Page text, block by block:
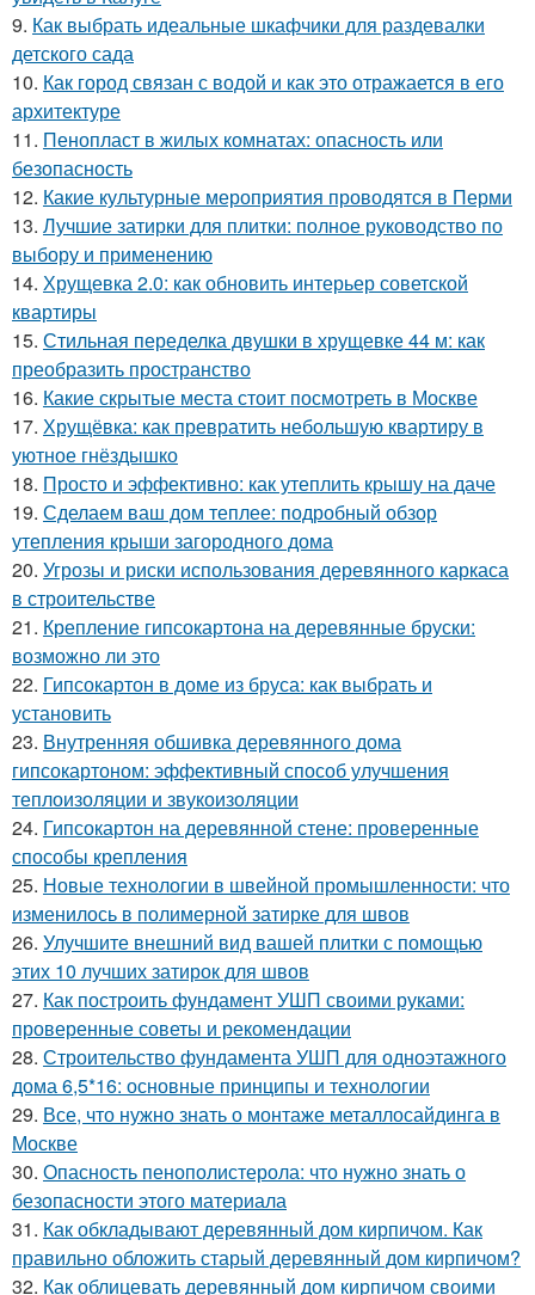
9. Как выбрать идеальные шкафчики для раздевалки
детского сада
10. Как город связан с водой и как это отражается в его
архитектуре
11. Пенопласт в жилых комнатах: опасность или
безопасность
12. Какие культурные мероприятия проводятся в Перми
13. Лучшие затирки для плитки: полное руководство по
выбору и применению
14. Хрущевка 2.0: как обновить интерьер советской
квартиры
15. Стильная переделка двушки в хрущевке 44 м: как
преобразить пространство
16. Какие скрытые места стоит посмотреть в Москве
17. Хрущёвка: как превратить небольшую квартиру в
уютное гнёздышко
18. Просто и эффективно: как утеплить крышу на даче
19. Сделаем ваш дом теплее: подробный обзор
утепления крыши загородного дома
20. Угрозы и риски использования деревянного каркаса
в строительстве
21. Крепление гипсокартона на деревянные бруски:
возможно ли это
22. Гипсокартон в доме из бруса: как выбрать и
установить
23. Внутренняя обшивка деревянного дома
гипсокартоном: эффективный способ улучшения
теплоизоляции и звукоизоляции
24. Гипсокартон на деревянной стене: проверенные
способы крепления
25. Новые технологии в швейной промышленности: что
изменилось в полимерной затирке для швов
26. Улучшите внешний вид вашей плитки с помощью
этих 10 лучших затирок для швов
27. Как построить фундамент УШП своими руками:
проверенные советы и рекомендации
28. Строительство фундамента УШП для одноэтажного
дома 6,5*16: основные принципы и технологии
29. Все, что нужно знать о монтаже металлосайдинга в
Москве
30. Опасность пенополистерола: что нужно знать о
безопасности этого материала
31. Как обкладывают деревянный дом кирпичом. Как
правильно обложить старый деревянный дом кирпичом?
32. Как облицевать деревянный дом кирпичом своими